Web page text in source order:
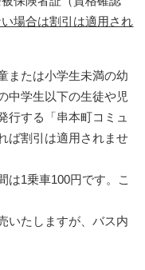
場合は割引は適用され
または小学生未満の幼
中学生以下の生徒や児
行する「串本町コミュ
ば割引は適用されませ
は1乗車100円です。こ
いたしますが、バス内